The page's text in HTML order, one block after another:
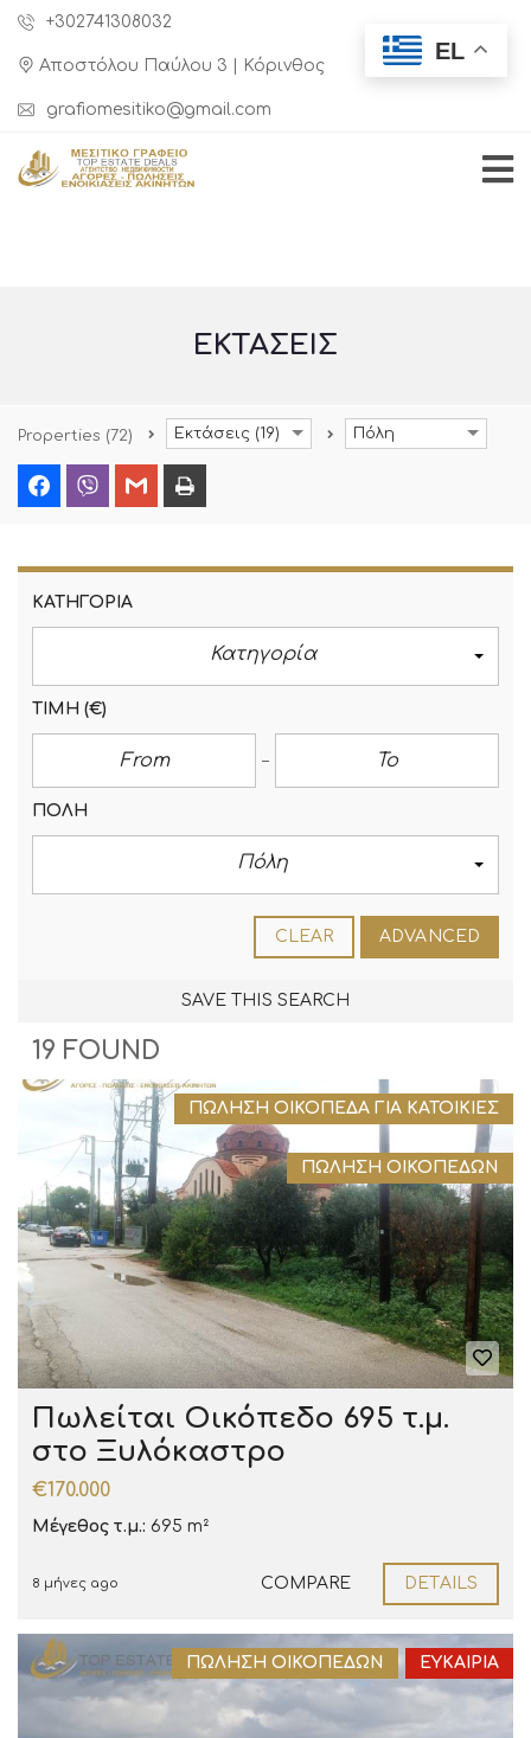
+302741308032
Αποστόλου Παύλου 3 | Κόρινθος
grafiomesitiko@gmail.com
ΕΚΤΆΣΕΙΣ
Properties (72) Εκτάσεις (19) Πόλη
ΚΑΤΗΓΟΡΊΑ
Κατηγορία
ΤΙΜΉ (€)
ΠΌΛΗ
Πόλη
CLEAR ADVANCED
SAVE THIS SEARCH
19 FOUND
ΠΏΛΗΣΗ ΟΙΚΌΠΕΔΑ ΓΙΑ ΚΑΤΟΙΚΊΕΣ
ΠΏΛΗΣΗ ΟΙΚΟΠΈΔΩΝ
Πωλείται Οικόπεδο 695 τ.μ.
στο Ξυλόκαστρο
€170.000
Μέγεθος τ.μ.: 695 m²
8 μήνες ago COMPARE DETAILS
ΕΥΚΑΙΡΊΑ
ΠΏΛΗΣΗ ΟΙΚΟΠΈΔΩΝ
EL